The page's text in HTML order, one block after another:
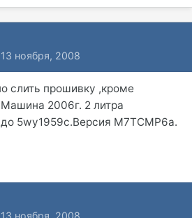
13 ноября, 2008
слить прошивку ,кроме
2006г. 2 литра
5wy1959c.Версия M7TCMP6a.
13 ноября, 2008